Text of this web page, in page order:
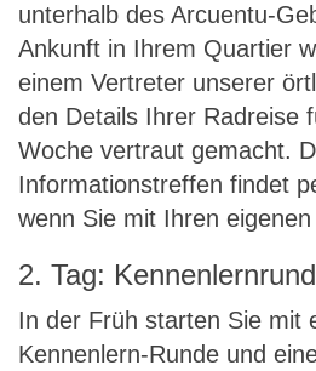
unterhalb des Arcuentu-
Ankunft in Ihrem Quartier
einem Vertreter unserer
den Details Ihrer Radreise
Woche vertraut gemacht.
Informationstreffen findet
wenn Sie mit Ihren
2. Tag:
In der Früh starten Sie mit
Kennenlern-Runde und